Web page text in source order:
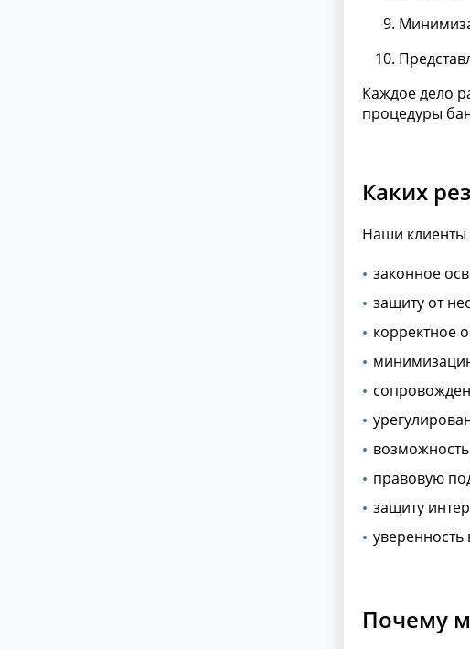
Каждое дело
процедуры
Каких
Наши клиенты
законное
защиту от
корректное
правовую
защиту
Почему